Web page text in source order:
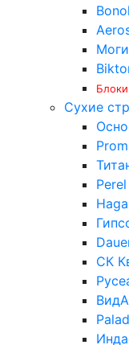
Сухие
Perel
СК